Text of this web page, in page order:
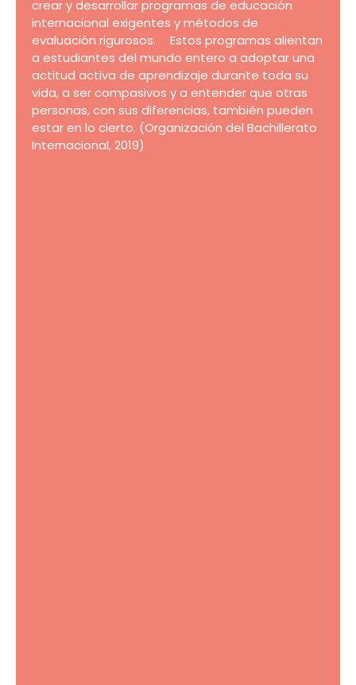
crear y desarrollar programas de educación
internacional exigentes y métodos de
evaluación rigurosos. Estos programas alientan
a estudiantes del mundo entero a adoptar una
actitud activa de aprendizaje durante toda su
vida, a ser compasivos y a entender que otras
personas, con sus diferencias, también pueden
estar en lo cierto. (Organización del Bachillerato
Internacional, 2019)